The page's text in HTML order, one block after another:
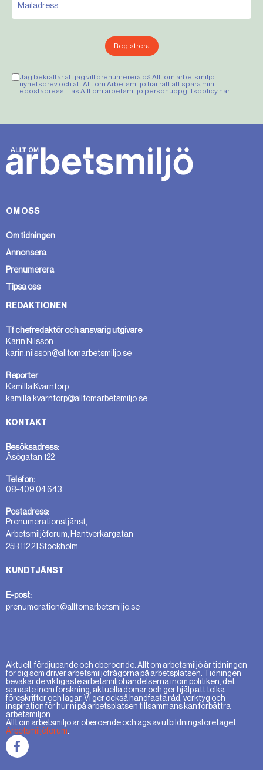
Registrera
Jag bekräftar att jag vill prenumerera på Allt om arbetsmiljö
nyhetsbrev och att Allt om Arbetsmiljö har rätt att spara min
epostadress. Läs Allt om arbetsmiljö personuppgiftspolicy här.
OM OSS
Om tidningen
Annonsera
Prenumerera
Tipsa oss
REDAKTIONEN
Tf chefredaktör och ansvarig utgivare
Karin Nilsson
karin.nilsson@alltomarbetsmiljo.se
Reporter
Kamilla Kvarntorp
kamilla.kvarntorp@alltomarbetsmiljo.se
KONTAKT
Besöksadress:
Åsögatan 122
Telefon:
08-409 04 643
Postadress:
Prenumerationstjänst,
Arbetsmiljöforum, Hantverkargatan
25B 112 21 Stockholm
KUNDTJÄNST
E-post:
prenumeration@alltomarbetsmiljo.se
Aktuell, fördjupande och oberoende. Allt om arbetsmiljö är tidningen
för dig som driver arbetsmiljöfrågorna på arbetsplatsen. Tidningen
bevakar de viktigaste arbetsmiljöhändelserna inom politiken, det
senaste inom forskning, aktuella domar och ger hjälp att tolka
föreskrifter och lagar. Vi ger också handfasta råd, verktyg och
inspiration för hur ni på arbetsplatsen tillsammans kan förbättra
arbetsmiljön.
Allt om arbetsmiljö är oberoende och ägs av utbildningsföretaget
Arbetsmiljöforum